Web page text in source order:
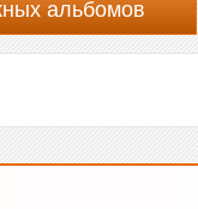
альбомов